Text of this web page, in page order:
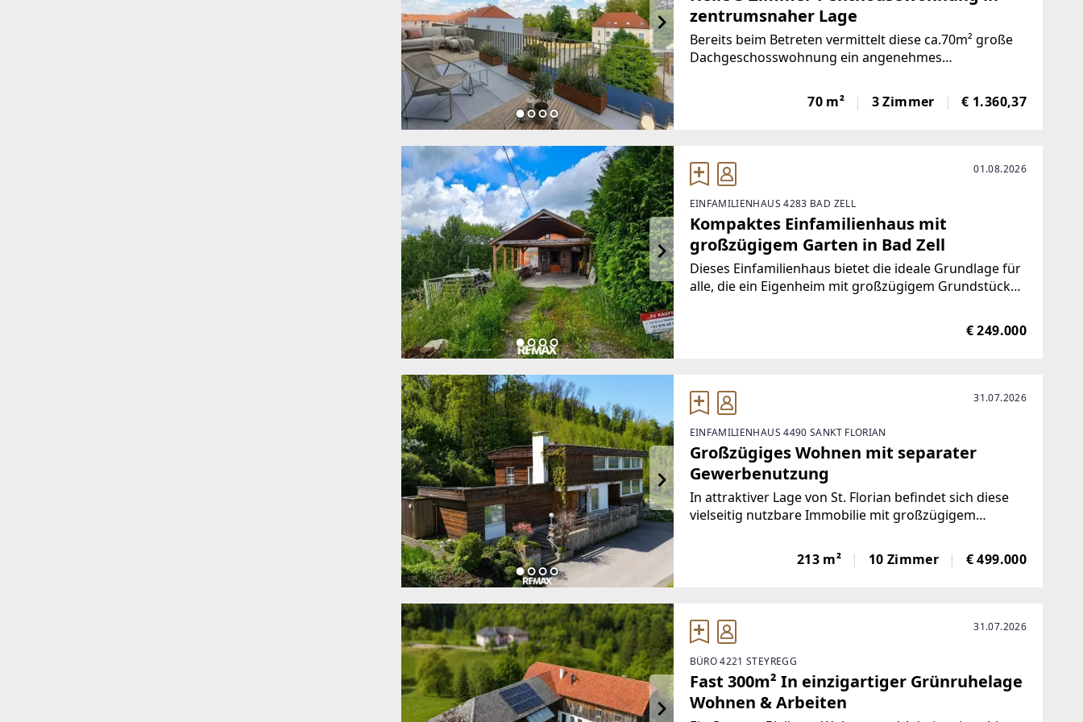
zentrumsnaher Lage
Bereits beim Betreten vermittelt diese ca.70m² große
Dachgeschosswohnung ein angenehmes
Essküche mit direktem Zugang zur Dachterrasse bildet
den Mittelpunkt der Wohnung und schafft ein
70 m² 3 Zimmer € 1.360,37
01.08.2026
EINFAMILIENHAUS 4283 BAD ZELL
Kompaktes Einfamilienhaus mit
großzügigem Garten in Bad Zell
Dieses Einfamilienhaus bietet die ideale Grundlage für
alle, die ein Eigenheim mit großzügigem Grundstück
ermöglicht sich, die Immobilie nach den eigenen€ 249.000
31.07.2026
EINFAMILIENHAUS 4490 SANKT FLORIAN
Großzügiges Wohnen mit separater
Gewerbenutzung
In attraktiver Lage von St. Florian befindet sich diese
vielseitig nutzbare Immobilie mit großzügigem
Widmung als gemischtes Baugebiet sowie die
durchdachte Aufteilung ermöglichen sowohl Wohnen
213 m² 10 Zimmer € 499.000
31.07.2026
BÜRO 4221 STEYREGG
Fast 300m² In einzigartiger Grünruhelage
Wohnen & Arbeiten